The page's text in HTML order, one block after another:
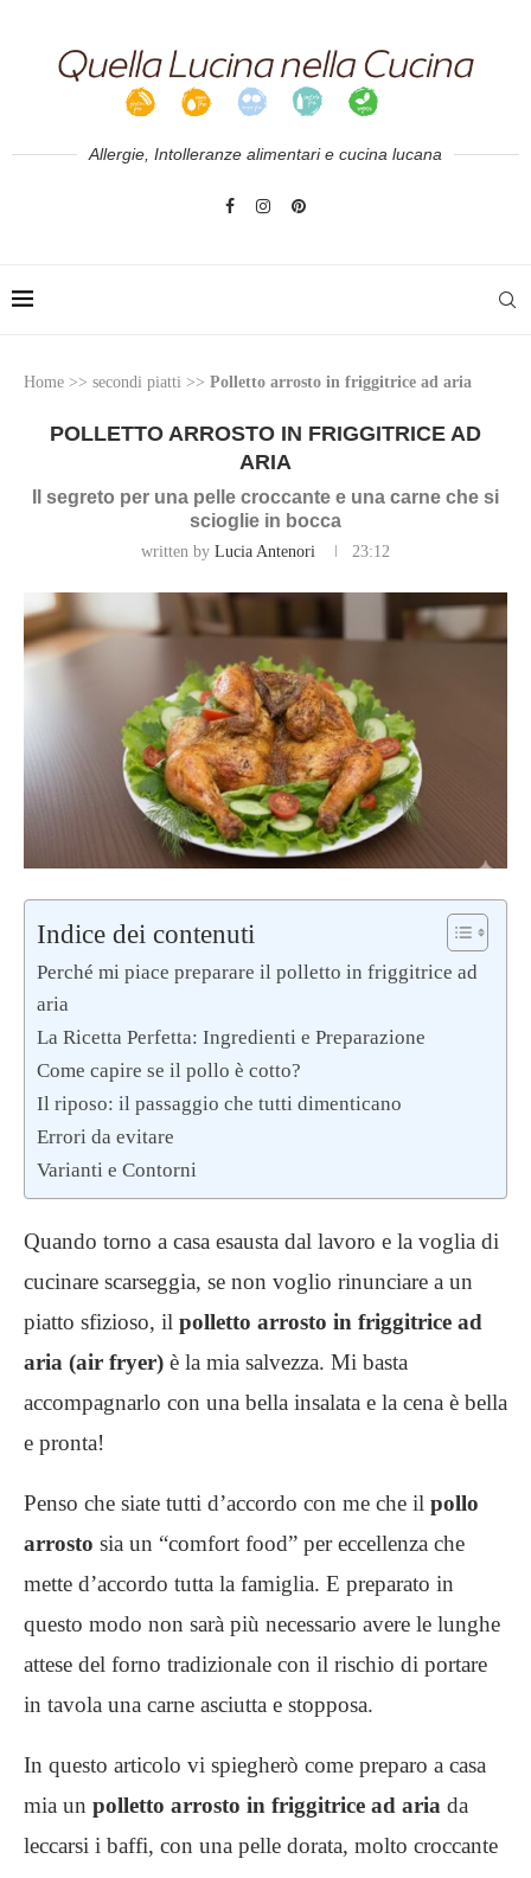
Allergie, Intolleranze alimentari e cucina lucana
Home >> secondi piatti >> Polletto arrosto in friggitrice ad aria
POLLETTO ARROSTO IN FRIGGITRICE AD
ARIA
Il segreto per una pelle croccante e una carne che si
scioglie in bocca
written by Lucia Antenori 23:12
Indice dei contenuti
Perché mi piace preparare il polletto in friggitrice ad
aria
La Ricetta Perfetta: Ingredienti e Preparazione
Come capire se il pollo è cotto?
Il riposo: il passaggio che tutti dimenticano
Errori da evitare
Varianti e Contorni
Quando torno a casa esausta dal lavoro e la voglia di
cucinare scarseggia, se non voglio rinunciare a un
piatto sfizioso, il polletto arrosto in friggitrice ad
aria (air fryer) è la mia salvezza. Mi basta
accompagnarlo con una bella insalata e la cena è bella
e pronta!
Penso che siate tutti d’accordo con me che il pollo
arrosto sia un “comfort food” per eccellenza che
mette d’accordo tutta la famiglia. E preparato in
questo modo non sarà più necessario avere le lunghe
attese del forno tradizionale con il rischio di portare
in tavola una carne asciutta e stopposa.
In questo articolo vi spiegherò come preparo a casa
mia un polletto arrosto in friggitrice ad aria da
leccarsi i baffi, con una pelle dorata, molto croccante